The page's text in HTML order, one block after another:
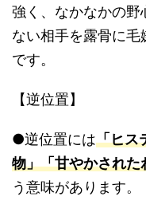
強く、なかなかの野
ない相手を露骨に毛
です。
【逆位置】
●逆位置には「ヒス
物」「甘やかされ
う意味があります。